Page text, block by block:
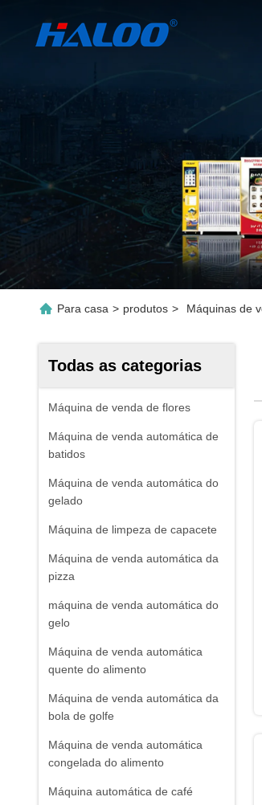
Para casa > produtos > Máquinas de
Todas as categorias
Máquina de venda de flores
Máquina de venda automática de
batidos
Máquina de venda automática do
gelado
Máquina de limpeza de capacete
Máquina de venda automática da
pizza
máquina de venda automática do
gelo
Máquina de venda automática
quente do alimento
Máquina de venda automática da
bola de golfe
Máquina de venda automática
congelada do alimento
Máquina automática de café